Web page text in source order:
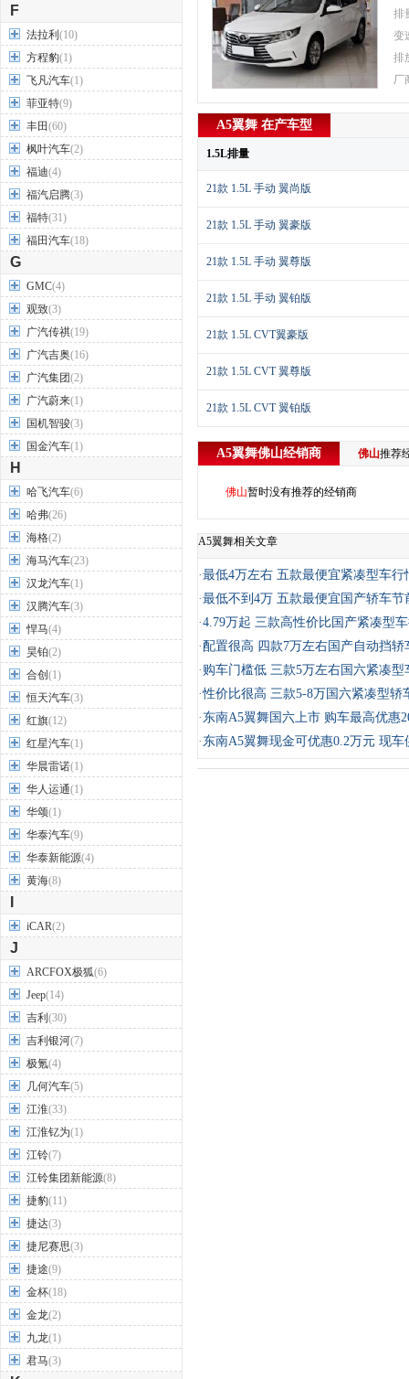
F
法拉利 (10)
方程豹(1)
飞凡汽车(1)
菲亚特(9)
丰田(60)
枫叶汽车(2)
福迪(4)
福汽启腾(3)
福特(31)
福田汽车(18)
G
GMC(4)
观致(3)
广汽传祺(19)
广汽吉奥(16)
广汽集团(2)
广汽蔚来(1)
国机智骏(3)
国金汽车(1)
H
哈飞汽车(6)
哈弗(26)
海格(2)
海马汽车(23)
汉龙汽车(1)
汉腾汽车(3)
悍马(4)
昊铂(2)
合创 (1)
恒天汽车(3)
红旗(12)
红星汽车(1)
华晨雷诺(1)
华人运通(1)
华颂(1)
华泰汽车(9)
华泰新能源(4)
黄海(8)
iCAR(2)
J
ARCFOX极狐(6)
Jeep(14)
吉利 (30)
吉利银河(7)
极氪(4)
几何汽车(5)
江淮(33)
江淮钇为(1)
江铃(7)
江铃集团新能源(8)
捷豹(11)
捷达(3)
捷尼赛思(3)
捷途(9)
金杯(18)
金龙(2)
九龙(1)
君马(3)
排
变
排
厂
A5翼舞 在产车型
1.5L排量
21款 1.5L 手动 翼尚版
21款 1.5L 手动 翼豪版
21款 1.5L 手动 翼尊版
21款 1.5L 手动 翼铂版
21款 1.5L CVT翼豪版
21款 1.5L CVT 翼尊版
21款 1.5L CVT 翼铂版
A5翼舞佛山经销商 佛山推荐
佛山暂时没有推荐的经销商
A5翼舞相关文章
·最低4万左右 五款最便宜紧凑型车行
·最低不到4万 五款最便宜国产轿车节
·4.79万起 三款高性价比国产紧凑型
· 配置很高 四款7万左右国产自动挡轿
· 购车门槛低 三款5万左右国六紧凑型
·性价比很高 三款5-8万国六紧凑型轿
· 东南A5翼舞国六上市 购车最高优惠
· 东南A5翼舞现金可优惠0.2万元 现车